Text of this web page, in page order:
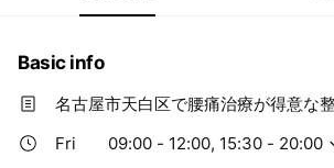
Basic info
名古屋市天白区で腰痛治療が得意な
Fri
09:00 - 12:00, 15:30 - 20:00